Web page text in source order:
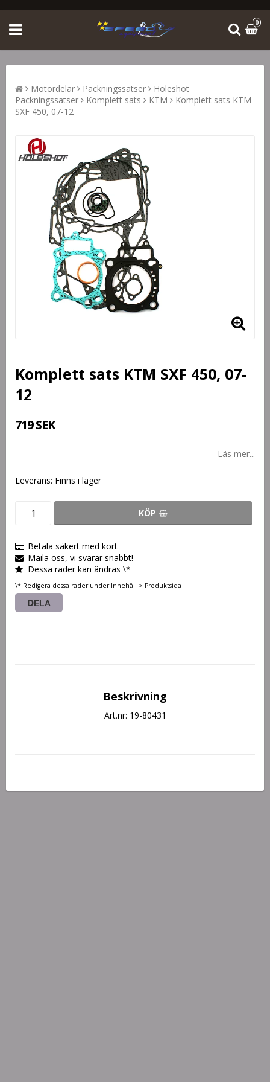
0
Motordelar Packningssatser
Holeshot
Packningssatser
Komplett sats KTM
Komplett sats KTM
SXF 450, 07-12
Komplett sats KTM SXF 450, 07-
12
719 SEK
Läs mer...
Leverans: Finns i lager
KÖP
Betala säkert med kort
Maila oss, vi svarar snabbt!
Dessa rader kan ändras \*
\* Redigera dessa rader under Innehåll > Produktsida
DELA
Beskrivning
Art.nr: 19-80431